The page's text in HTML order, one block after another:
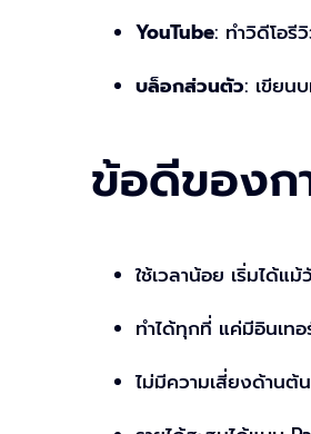
YouTube: ทำวิดีโอรี
บล็อกส่วนตัว: เขียน
ข้อดีของก
ใช้เวลาน้อย เริ่มได้แ
ทำได้ทุกที่ แค่มีอินเทอ
ไม่มีความเสี่ยงด้านต้